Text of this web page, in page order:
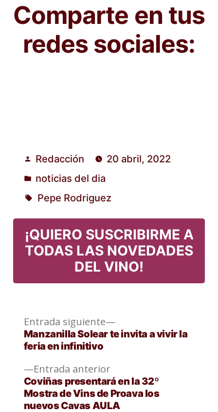
Comparte en tus
redes sociales:
Publicado
por
Redacción 20 abril, 2022
Publicado
en
noticias del dia
Etiquetas:
Pepe Rodriguez
¡QUIERO SUSCRIBIRME A
TODAS LAS NOVEDADES
DEL VINO!
Navegación
de
entradas
Entrada anteriorEntrada
anterior:
Coviñas presentará en la 32º
Mostra de Vins de Proava los
nuevos Cavas AULA
Entrada siguiente
Entrada
siguiente:
Manzanilla Solear te invita a vivir la
feria en infinitivo